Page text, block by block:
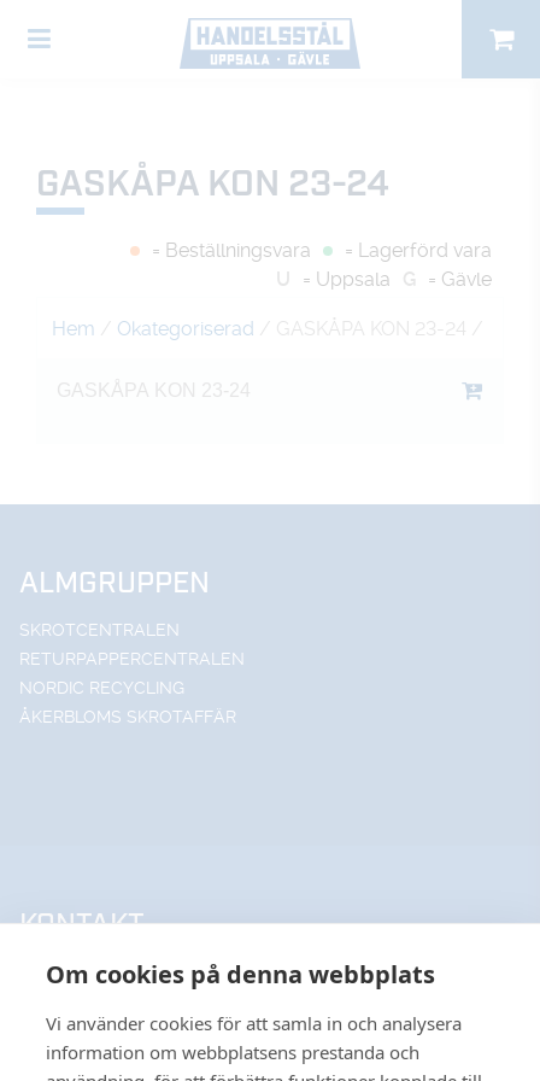
Om cookies på denna webbplats
Vi använder cookies för att samla in och analysera
information om webbplatsens prestanda och
GASKÅPA KON 23-24
= Beställningsvara
= Lagerförd vara
U
= Uppsala G = Gävle
Hem / Okategoriserad / GASKÅPA KON 23-24 /
GASKÅPA KON 23-24
ALMGRUPPEN
SKROTCENTRALEN
RETURPAPPERCENTRALEN
NORDIC RECYCLING
ÅKERBLOMS SKROTAFFÄR
KONTAKT
UPPSALA HANDELSSTÅL AB
INFO@UHSAB.SE
SÖDRA DEPÅGATAN 15